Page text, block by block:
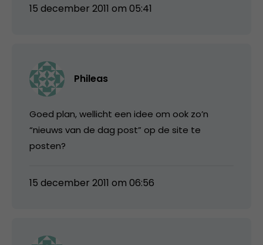
15 december 2011 om 05:41
Phileas
Goed plan, wellicht een idee om ook zo’n
“nieuws van de dag post” op de site te
posten?
15 december 2011 om 06:56